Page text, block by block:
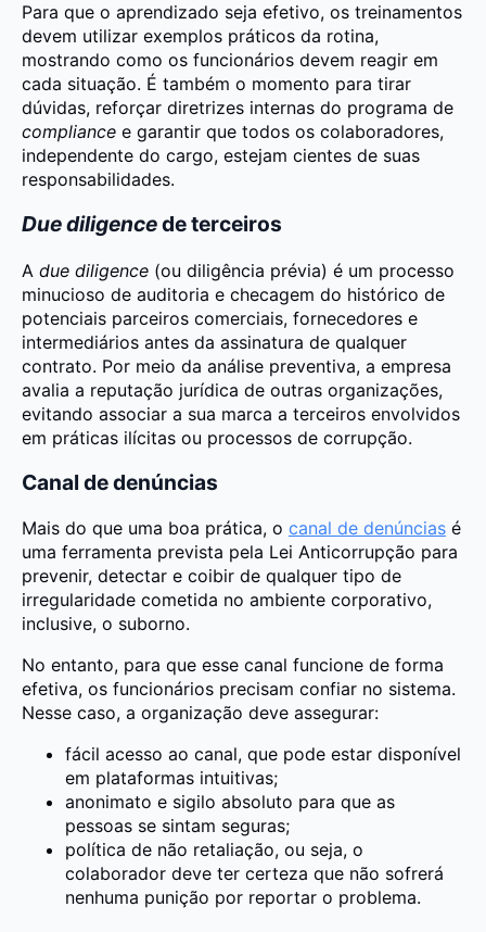
Para que o aprendizado seja efetivo, os treinamentos
devem utilizar exemplos práticos da rotina,
mostrando como os funcionários devem reagir em
cada situação. É também o momento para tirar
dúvidas, reforçar diretrizes internas do programa de
compliance e garantir que todos os colaboradores,
independente do cargo, estejam cientes de suas
responsabilidades.
Due diligencede terceiros
A due diligence (ou diligência prévia) é um processo
minucioso de auditoria e checagem do histórico de
potenciais parceiros comerciais, fornecedores e
intermediários antes da assinatura de qualquer
contrato. Por meio da análise preventiva, a empresa
avalia a reputação jurídica de outras organizações,
evitando associar a sua marca a terceiros envolvidos
em práticas ilícitas ou processos de corrupção.
Canal de denúncias
Mais do que uma boa prática, o canal de denúncias é
uma ferramenta prevista pela Lei Anticorrupção para
prevenir, detectar e coibir de qualquer tipo de
irregularidade cometida no ambiente corporativo,
inclusive, o suborno.
No entanto, para que esse canal funcione de forma
efetiva, os funcionários precisam confiar no sistema.
Nesse caso, a organização deve assegurar:
fácil acesso ao canal, que pode estar disponível
em plataformas intuitivas;
anonimato e sigilo absoluto para que as
pessoas se sintam seguras;
política de não retaliação, ou seja, o
colaborador deve ter certeza que não sofrerá
nenhuma punição por reportar o problema.